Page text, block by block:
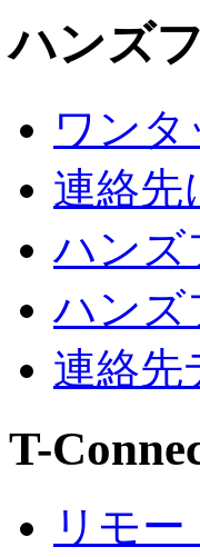
ハンズ
ワン
連絡先
ハンズ
ハンズ
連絡先
T-
リモ